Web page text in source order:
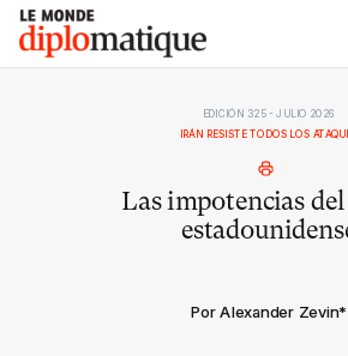
Skip
content
Le monde diplomatique
EDICIÓN 325 - JULIO 2026
IRÁN RESISTE TODOS LOS
Las impotencias
Por Alexander Zevin*